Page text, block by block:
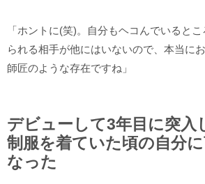
「ホントに(笑)。自分もヘコんでいると
られる相手が他にはいないので、本当に
師匠のような存在ですね」
デビューして3年目に突入
制服を着ていた頃の自分
なった